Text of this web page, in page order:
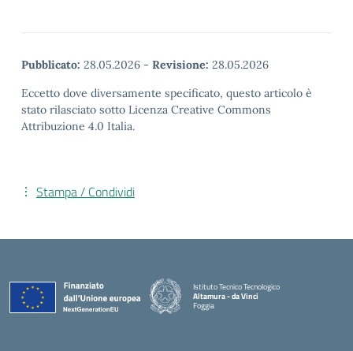
Pubblicato: 28.05.2026 - Revisione: 28.05.2026
Eccetto dove diversamente specificato, questo articolo è
stato rilasciato sotto Licenza Creative Commons
Attribuzione 4.0 Italia.
Stampa / Condividi
Istituto Tecnico Tecnologico
Altamura - da Vinci
Foggia
— Visita la pagina iniziale della scuola